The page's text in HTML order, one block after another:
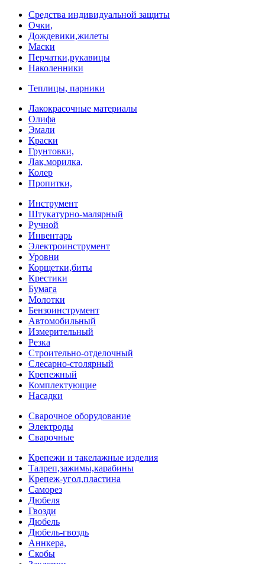
Средства индивидуальной защиты
Очки,
Дождевики,жилеты
Маски
Перчатки,рукавицы
Наколенники
Теплицы, парники
Лакокрасочные материалы
Олифа
Эмали
Краски
Грунтовки,
Лак,морилка,
Колер
Пропитки,
Инструмент
Штукатурно-малярный
Ручной
Инвентарь
Электроинструмент
Уровни
Корщетки,биты
Крестики
Бумага
Молотки
Бензоинструмент
Автомобильный
Измерительный
Резка
Строительно-отделочный
Слесарно-столярный
Крепежный
Комплектующие
Насадки
Сварочное оборудование
Электроды
Сварочные
Крепежи и такелажные изделия
Талреп,зажимы,карабины
Крепеж-угол,пластина
Саморез
Дюбеля
Гвозди
Дюбель
Дюбель-гвоздь
Аннкера,
Скобы